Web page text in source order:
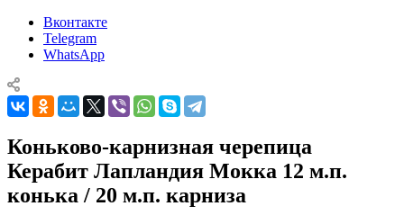
Вконтакте
Telegram
WhatsApp
Коньково-карнизная черепица
Керабит Лапландия Мокка 12 м.п.
конька / 20 м.п. карниза